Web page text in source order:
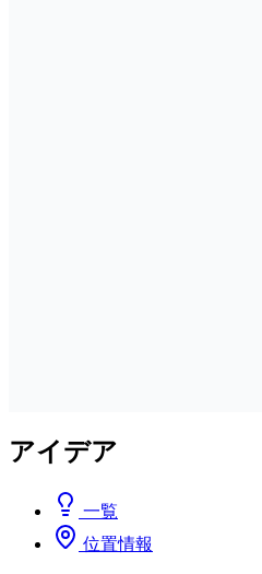
アイデア
一覧
位置情報